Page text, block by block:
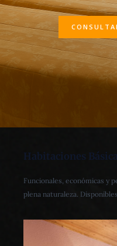
Habitaciones
Funcionales, económicas y
plena naturaleza.